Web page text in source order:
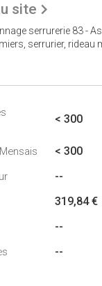
site
serrurerie 83 -
serrurier, rideau
< 300
< 300
--
319,84 €
--
--